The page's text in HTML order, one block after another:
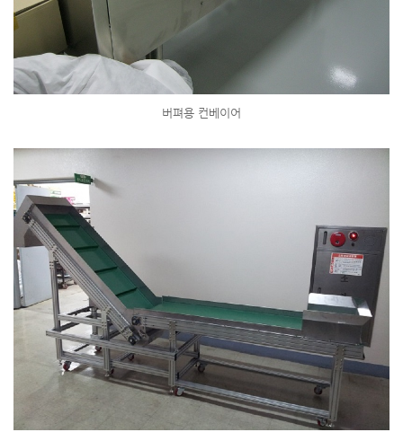
버펴용 컨베이어